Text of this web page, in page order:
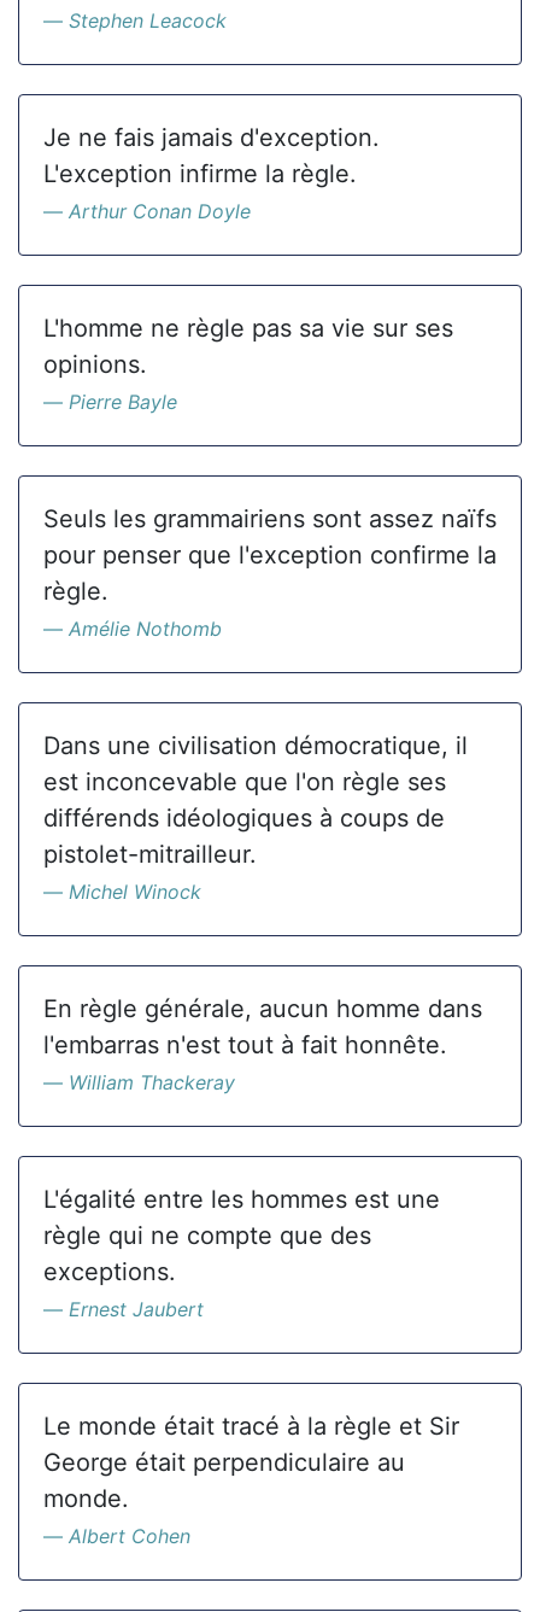
Stephen Leacock
Je ne fais jamais d'exception.
L'exception infirme la règle.
Arthur Conan Doyle
L'homme ne règle pas sa vie sur ses
opinions.
Pierre Bayle
Seuls les grammairiens sont assez naïfs
pour penser que l'exception confirme la
règle.
Amélie Nothomb
Dans une civilisation démocratique, il
est inconcevable que l'on règle ses
différends idéologiques à coups de
pistolet-mitrailleur.
Michel Winock
En règle générale, aucun homme dans
l'embarras n'est tout à fait honnête.
William Thackeray
L'égalité entre les hommes est une
règle qui ne compte que des
exceptions.
Ernest Jaubert
Le monde était tracé à la règle et Sir
George était perpendiculaire au
monde.
Albert Cohen